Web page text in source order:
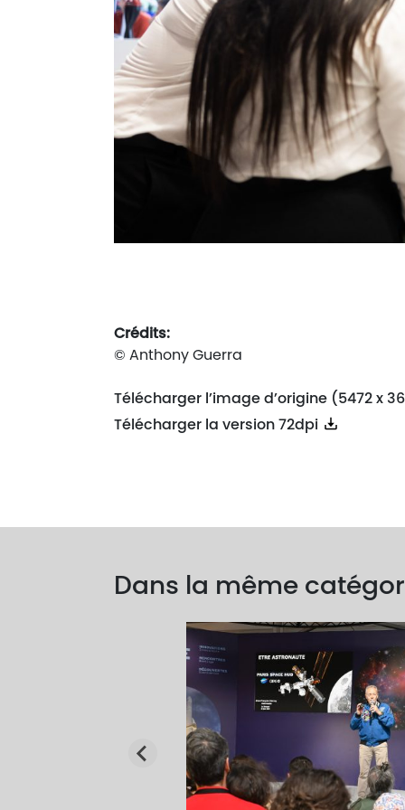
Crédits:
© Anthony Guerra
Télécharger l’image d’origine (5472 x
Télécharger la version 72dpi
Dans la même